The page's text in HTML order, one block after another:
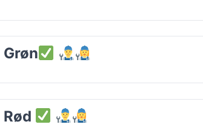
Grøn
Rød